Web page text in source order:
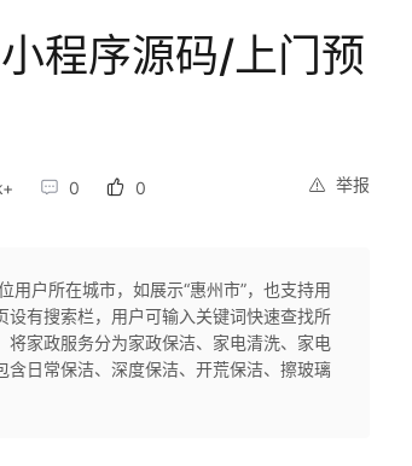
程序源码/上门预
举报
0 0
用户所在城市，如展示“惠州市”，也支持用
有搜索栏，用户可输入关键词快速查找所
家政服务分为家政保洁、家电清洗、家电
日常保洁、深度保洁、开荒保洁、擦玻璃